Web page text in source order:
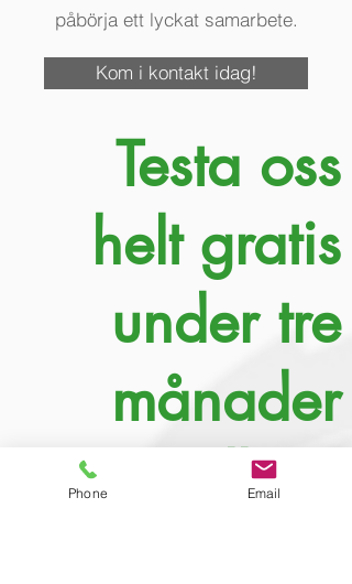
påbörja ett lyckat samarbete.
Kom i kontakt idag!
Testa oss
helt gratis
under tre
månader
upp till 20
Phone Email